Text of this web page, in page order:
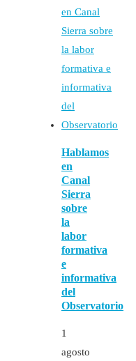
Hablamos
en
Canal
Sierra
sobre
la
labor
formativa
e
informativa
del
Observatorio
1
agosto